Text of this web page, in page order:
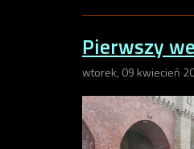
Pierwszy
wtorek, 09 kwiecień